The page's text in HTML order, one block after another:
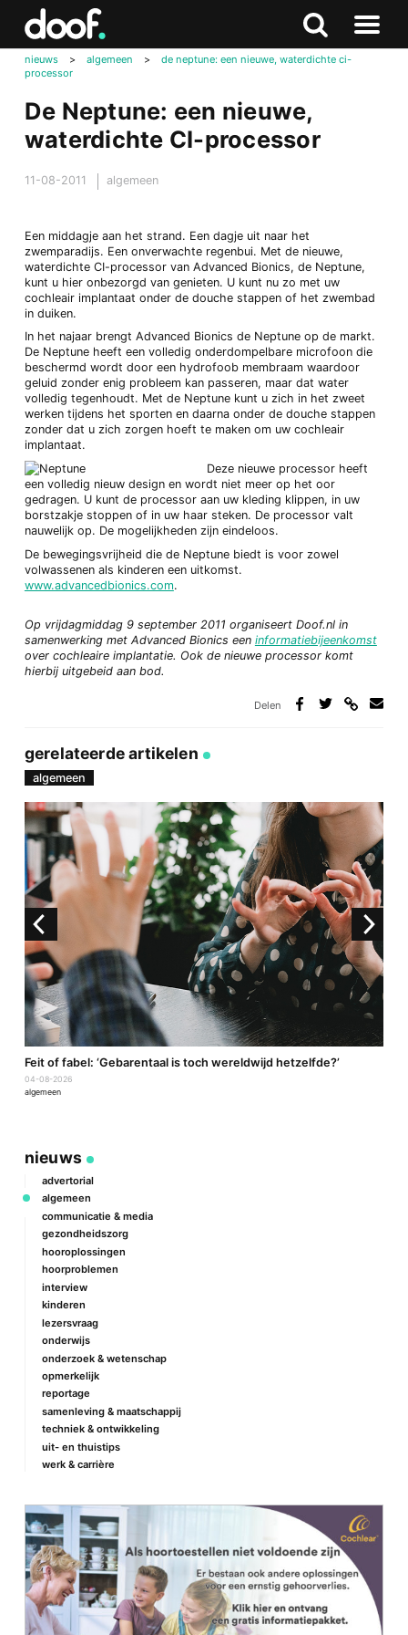
Zoeken
Naar
nieuws > algemeen >
de neptune: een nieuwe, waterdichte ci-
processor
De Neptune: een nieuwe,
waterdichte CI-processor
11-08-2011 algemeen
Een middagje aan het strand. Een dagje uit naar het
zwemparadijs. Een onverwachte regenbui. Met de nieuwe,
waterdichte CI-processor van Advanced Bionics, de Neptune,
kunt u hier onbezorgd van genieten. U kunt nu zo met uw
cochleair implantaat onder de douche stappen of het zwembad
in duiken.
In het najaar brengt Advanced Bionics de Neptune op de markt.
De Neptune heeft een volledig onderdompelbare microfoon die
beschermd wordt door een hydrofoob membraam waardoor
geluid zonder enig probleem kan passeren, maar dat water
volledig tegenhoudt. Met de Neptune kunt u zich in het zweet
werken tijdens het sporten en daarna onder de douche stappen
zonder dat u zich zorgen hoeft te maken om uw cochleair
implantaat.
Deze nieuwe processor heeft
een volledig nieuw design en wordt niet meer op het oor
gedragen. U kunt de processor aan uw kleding klippen, in uw
borstzakje stoppen of in uw haar steken. De processor valt
nauwelijk op. De mogelijkheden zijn eindeloos.
De bewegingsvrijheid die de Neptune biedt is voor zowel
volwassenen als kinderen een uitkomst.
www.advancedbionics.com.
Op vrijdagmiddag 9 september 2011 organiseert Doof.nl in
samenwerking met Advanced Bionics een informatiebijeenkomst
over cochleaire implantatie. Ook de nieuwe processor komt
hierbij uitgebeid aan bod.
Delen
gerelateerde artikelen
algemeen
Feit of fabel: ‘Gebarentaal is toch wereldwijd hetzelfde?’
04-08-2026
algemeen
nieuws
advertorial
algemeen
communicatie & media
gezondheidszorg
hooroplossingen
hoorproblemen
interview
kinderen
lezersvraag
onderwijs
onderzoek & wetenschap
opmerkelijk
reportage
samenleving & maatschappij
techniek & ontwikkeling
uit- en thuistips
werk & carrière
Doof.nl
Zoeken
naar